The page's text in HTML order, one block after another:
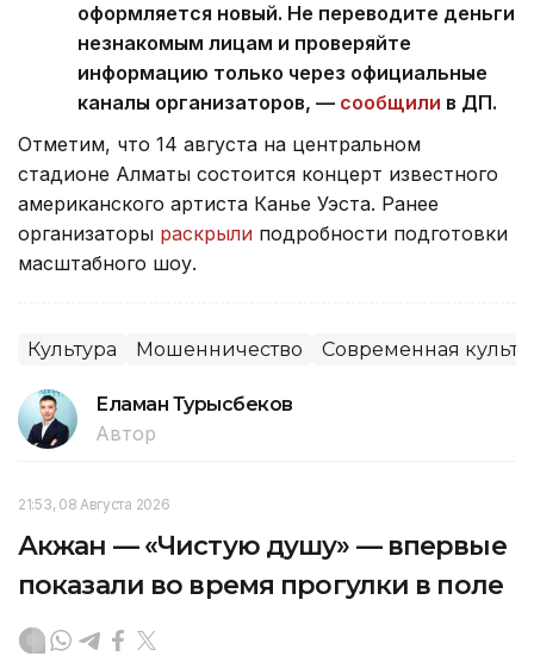
оформляется новый. Не переводите деньги
незнакомым лицам и проверяйте
информацию только через официальные
каналы организаторов, — сообщили в ДП.
Отметим, что 14 августа на центральном
стадионе Алматы состоится концерт известного
американского артиста Канье Уэста. Ранее
организаторы раскрыли подробности подготовки
масштабного шоу.
Культура Мошенничество Современная
Еламан Турысбеков
Автор
21:53, 08 Августа 2026
Акжан — «Чистую душу» — впервые
показали во время прогулки в поле